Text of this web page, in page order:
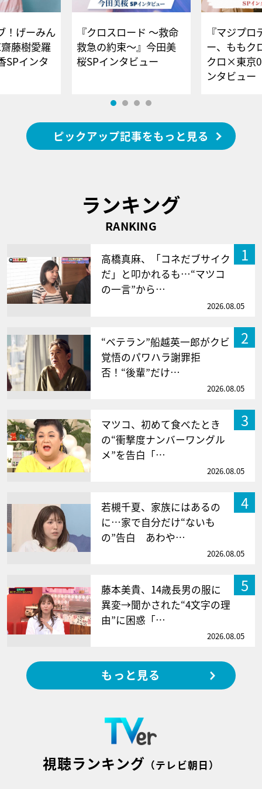
！げーみん
藤樹愛羅
SPインタ
『クロスロード ～救命
救急の約束～』今田美
桜SPインタビュー
『マジプロ
ー、ももク
クロ×東京
ンタビュー
ピックアップ記事をもっと見る
ランキング
RANKING
1
高橋真麻、「コネだブサイク
だ」と叩かれるも…“マツコ
の一言”から…
2026.08.05
2
“ベテラン”船越英一郎がクビ
覚悟のパワハラ謝罪拒
否！“後輩”だけ…
2026.08.05
3
マツコ、初めて食べたとき
の“衝撃度ナンバーワングル
メ”を告白「…
2026.08.05
4
若槻千夏、家族にはあるの
に…家で自分だけ“ないも
の”告白 あわや…
2026.08.05
5
藤本美貴、14歳長男の服に
異変→聞かされた“4文字の理
由”に困惑「…
2026.08.05
もっと見る
視聴ランキング （テレビ朝日）